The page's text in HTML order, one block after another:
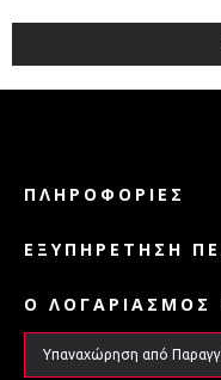
ΠΛΗΡΟΦΟΡΊΕΣ
ΕΞΥΠΗΡΈΤΗΣΗ
Ο ΛΟΓΑΡΙΑΣΜΌΣ
Υπαναχώρηση από